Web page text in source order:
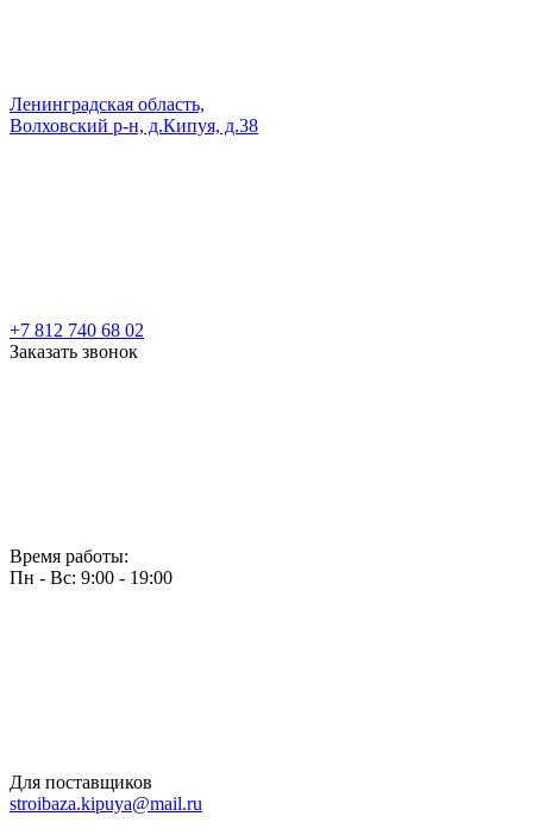
Ленинградская область,
Волховский р-н, д.Кипуя, д.38
+7 812 740 68 02
Заказать звонок
Время работы:
Пн - Вс: 9:00 - 19:00
Для поставщиков
stroibaza.kipuya@mail.ru